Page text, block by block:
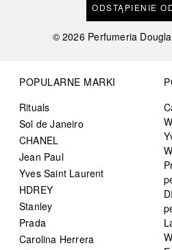
ODSTĄPIENIE
©2026 Perfumeria
POPULARNE MARKI
Rituals
Sol de Janeiro
CHANEL
Jean Paul
Yves Saint Laurent
HDREY
Stanley
Prada
Carolina Herrera